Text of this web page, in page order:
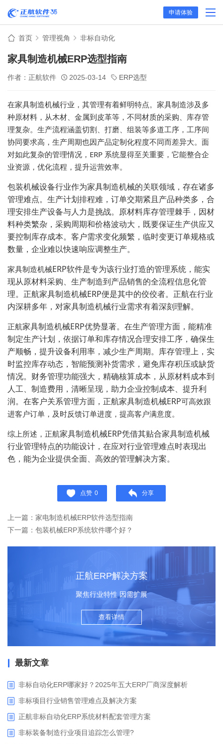
申请体验
首页 管理视角 非标自动化
家具制造机械ERP选型指南
作者：正航软件 2025-03-14 ERP选型
在家具制造机械行业，其管理有着鲜明特点。家具制造涉及多
种原材料，从木材、金属到皮革等，不同材质的采购、库存管
理复杂。生产流程涵盖切割、打磨、组装等多道工序，工序间
协同要求高，生产周期也因产品定制化程度不同而差异大。面
对如此复杂的管理情况， ERP 系统显得至关重要，它能整合企
业资源，优化流程，提升运营效率。
包装机械设备行业作为家具制造机械的关联领域，存在诸多
管理难点。生产计划排程难，订单交期紧且产品种类多，合
理安排生产设备与人力是挑战。原材料库存管理棘手，因材
料种类繁杂，采购周期和价格波动大，既要保证生产供应又
要控制库存成本。客户需求变化频繁，临时变更订单规格或
数量，企业难以快速响应调整生产。
家具制造机械ERP软件是专为该行业打造的管理系统，能实
现从原材料采购、生产制造到产品销售的全流程信息化管
理。正航家具制造机械ERP便是其中的佼佼者。正航在行业
内深耕多年，对家具制造机械行业需求有着深刻理解。
正航家具制造机械ERP优势显著。在生产管理方面，能精准
制定生产计划，依据订单和库存情况合理安排工序，确保生
产顺畅，提升设备利用率，减少生产周期。库存管理上，实
时监控库存动态，智能预测补货需求，避免库存积压或缺货
情况。财务管理功能强大，精确核算成本，从原材料成本到
人工、制造费用，清晰呈现，助力企业控制成本、提升利
润。在客户关系管理方面，正航家具制造机械ERP可高效跟
进客户订单，及时反馈订单进度，提高客户满意度。
综上所述，正航家具制造机械ERP凭借其贴合家具制造机械
行业管理特点的功能设计，在应对行业管理难点时表现出
色，能为企业提供全面、高效的管理解决方案。
点赞 0 分享
上一篇：​家电制造机械ERP软件选型指南
下一篇：包装机械ERP系统软件哪个好？
正航ERP解决方案
聚焦行业特性 因需扩展
查看详情
最新文章
非标自动化ERP哪家好？2025年五大ERP厂商深度解析
非标项目行业销售管理难点及解决方案
正航非标自动化ERP系统材料配套管理方案
非标装备制造行业项目追踪怎么管理?